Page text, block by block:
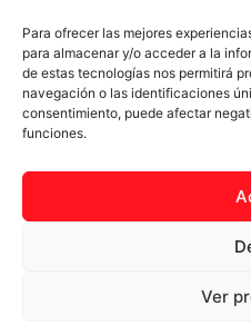
Para ofrecer las mejores
para almacenar y/o acceder a la
de estas tecnologías nos permitirá
navegación o las identificaciones
consentimiento, puede afectar
funciones.
Ver
Copyright © 2025
Aviso Legal